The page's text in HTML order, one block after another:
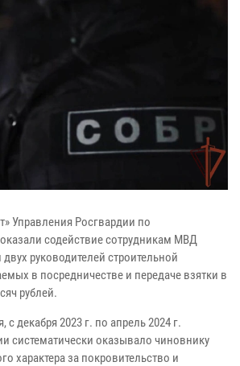
Управления Росгвардии по
содействие сотрудникам МВД
руководителей строительной
в посредничестве и передаче взятки в
рублей.
декабря 2023 г. по апрель 2024 г.
систематически оказывало чиновнику
характера за покровительство и